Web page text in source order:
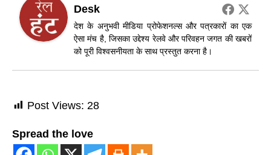
Desk
देश के अनुभवी मीडिया प्रोफेशनल्स और पत्रकारों का एक
ऐसा मंच है, जिसका उद्देश्य रेलवे और परिवहन जगत की खबरों
को पूरी विश्वसनीयता के साथ प्रस्तुत करना है।
Post Views: 28
Spread the love